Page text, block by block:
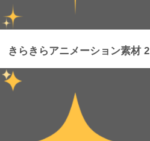
きらきらアニメーション素材 2